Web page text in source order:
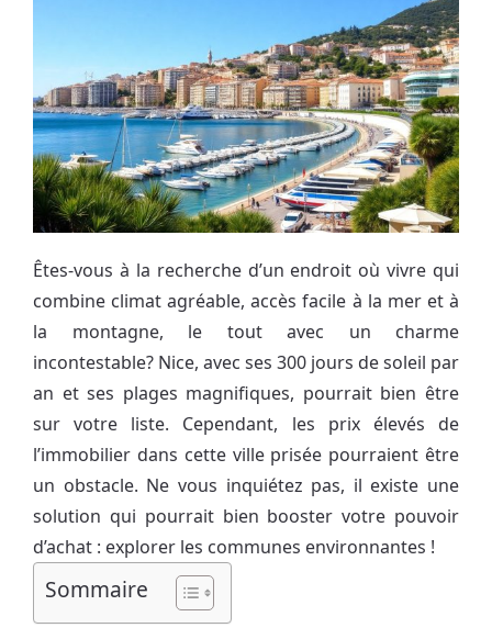
Êtes-vous à la recherche d’un endroit où vivre qui
combine climat agréable, accès facile à la mer et à
la montagne, le tout avec un charme
incontestable? Nice, avec ses 300 jours de soleil par
an et ses plages magnifiques, pourrait bien être
sur votre liste. Cependant, les prix élevés de
l’immobilier dans cette ville prisée pourraient être
un obstacle. Ne vous inquiétez pas, il existe une
solution qui pourrait bien booster votre pouvoir
d’achat : explorer les communes environnantes !
Sommaire